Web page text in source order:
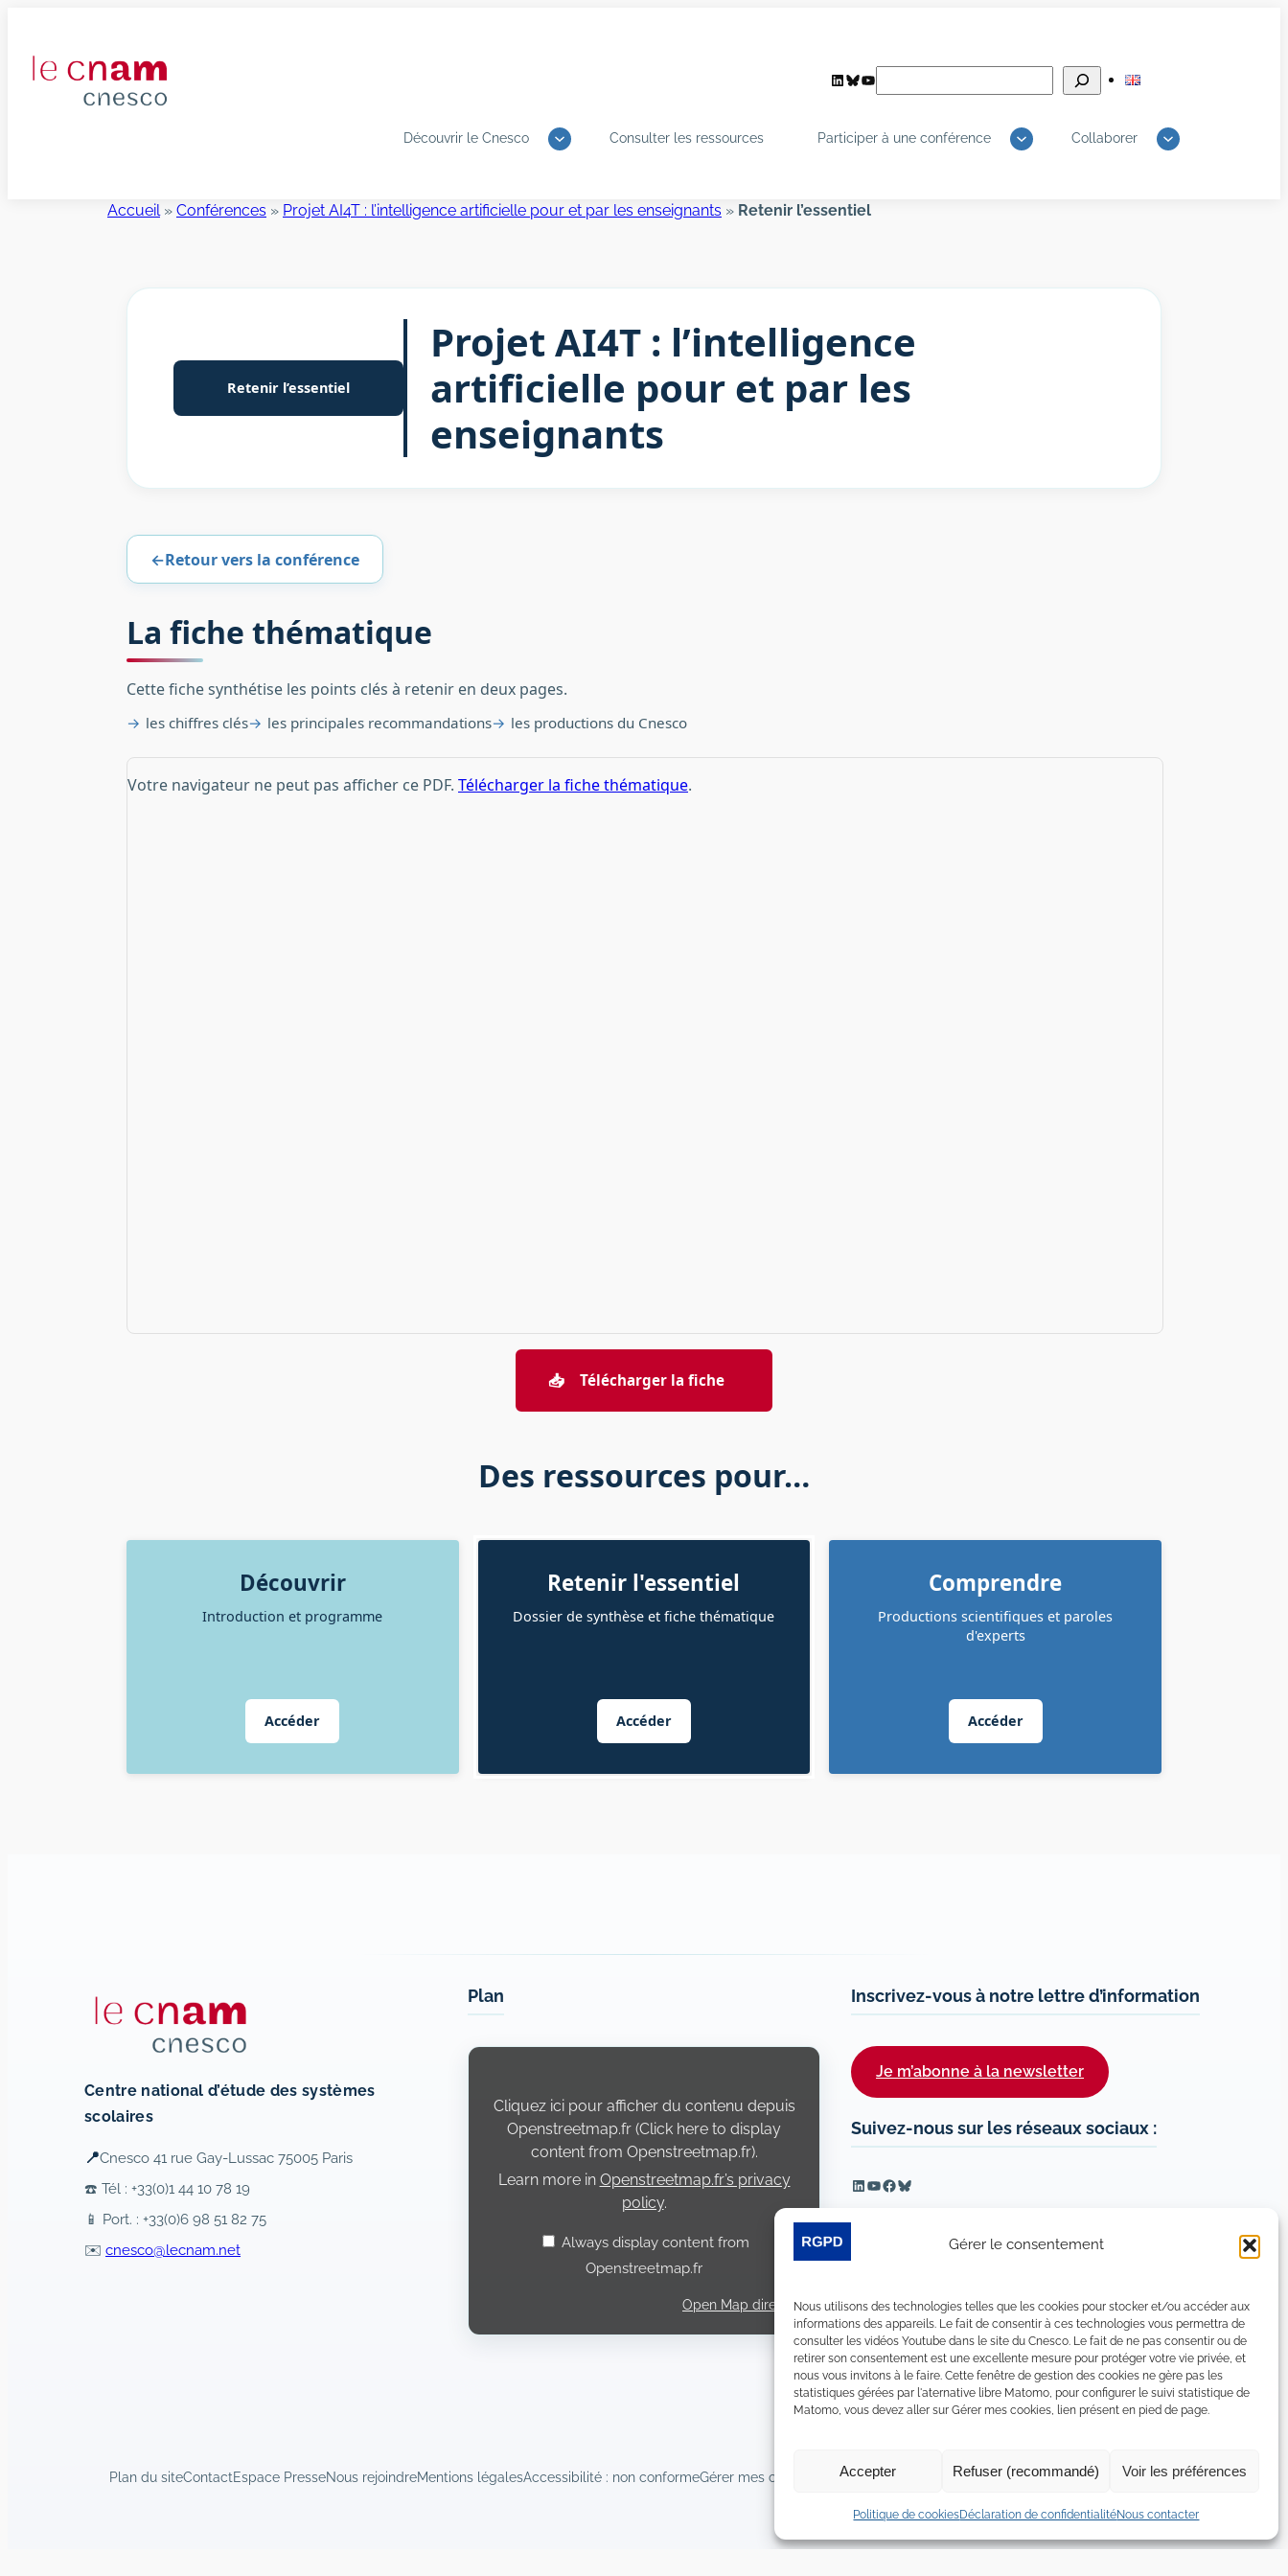
Gérer le consentement
Nous utilisons des technologies telles que les cookies pour stocker et/ou accéder aux
informations des appareils. Le fait de consentir à ces technologies vous permettra de
consulter les vidéos Youtube dans le site du Cnesco. Le fait de ne pas consentir ou de
retirer son consentement est une excellente mesure pour protéger votre vie privée, et
nous vous invitons à le faire. Cette fenêtre de gestion des cookies ne gère pas les
statistiques gérées par l'aternative libre Matomo, pour configurer le suivi statistique de
Matomo, vous devez aller sur Gérer mes cookies, lien présent en pied de page.
Accepter Refuser (recommandé) Voir les préférences
Politique de cookiesDéclaration de confidentialitéNous contacter
contenu
LinkedIn
Bluesky
YouTube
Découvrir le Cnesco Consulter les ressources Participer à une conférence Collaborer
Accueil» Conférences » Projet AI4T : l’intelligence artificielle pour et par les enseignants » Retenir l’essentiel
Retenir l’essentiel
Projet AI4T : l’intelligence
artificielle pour et par les
enseignants
←Retour vers la conférence
La fiche thématique
Cette fiche synthétise les points clés à retenir en deux pages.
les chiffres clés les principales recommandations les productions du Cnesco
Votre navigateur ne peut pas afficher ce PDF. Télécharger la fiche thématique.
📥 Télécharger la fiche
Des ressources pour…
Découvrir
Introduction et programme
Accéder
Retenir l'essentiel
Dossier de synthèse et fiche thématique
Accéder
Comprendre
Productions scientifiques et paroles
d'experts
Accéder
Centre national d’étude des systèmes
scolaires
📍Cnesco 41 rue Gay-Lussac 75005 Paris
☎️ Tél : +33(0)1 44 10 78 19
📱 Port. : +33(0)6 98 51 82 75
✉️ cnesco@lecnam.net
Plan
Display
Openstreetmap.fr
Cliquez ici pour afficher du contenu depuis
Openstreetmap.fr (Click here to display
content from Openstreetmap.fr).
Learn more in Openstreetmap.fr’s privacy
policy.
Always display content from
Openstreetmap.fr
Open Map directly
Inscrivez-vous à notre lettre d’information
Je m’abonne à la newsletter
Suivez-nous sur les réseaux sociaux :
LinkedIn
YouTube
Facebook
Bluesky
Plan du siteContactEspace PresseNous rejoindreMentions légalesAccessibilité : non conformeGérer mes cookies Déclaration de confidentialitéPolitique de certains cookies